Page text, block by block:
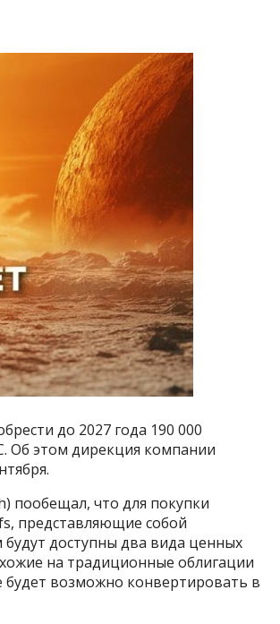
до 2027 года 190 000
Об этом дирекция компании
пообещал, что для покупки
представляющие собой
доступны два вида ценных
на традиционные облигации
будет возможно конвертировать в